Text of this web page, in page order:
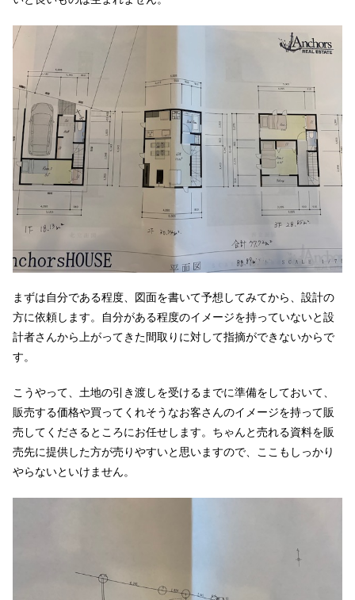
まずは自分である程度、図面を書いて予想してみてから、設計の
方に依頼します。自分がある程度のイメージを持っていないと設
計者さんから上がってきた間取りに対して指摘ができないからで
す。
こうやって、土地の引き渡しを受けるまでに準備をしておいて、
販売する価格や買ってくれそうなお客さんのイメージを持って販
売してくださるところにお任せします。ちゃんと売れる資料を販
売先に提供した方が売りやすいと思いますので、ここもしっかり
やらないといけません。